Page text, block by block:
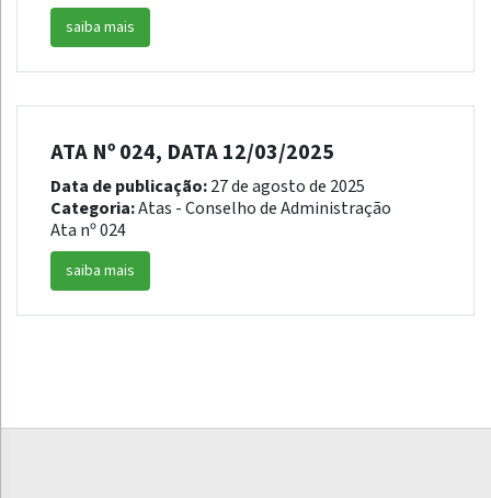
saiba mais
ATA Nº 024, DATA 12/03/2025
Data de publicação:27 de agosto de 2025
Categoria:Atas - Conselho de Administração
Ata nº 024
saiba mais